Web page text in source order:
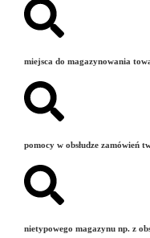
miejsca do magazynowania
pomocy w obsłudze zamówień
nietypowego magazynu np. z